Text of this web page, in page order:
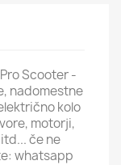
Scooter -
nadomestne
kolo
motorji,
če ne
whatsapp